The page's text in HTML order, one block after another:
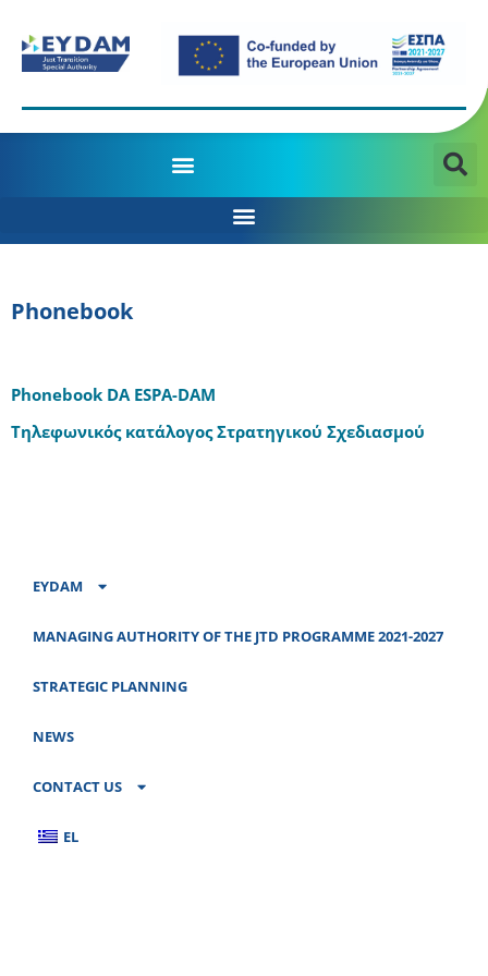
Phonebook
Phonebook DA ESPA-DAM
Τηλεφωνικός κατάλογος Στρατηγικού Σχεδιασμού
EYDAM
MANAGING AUTHORITY OF THE JTD PROGRAMME 2021-2027
STRATEGIC PLANNING
NEWS
CONTACT US
EL